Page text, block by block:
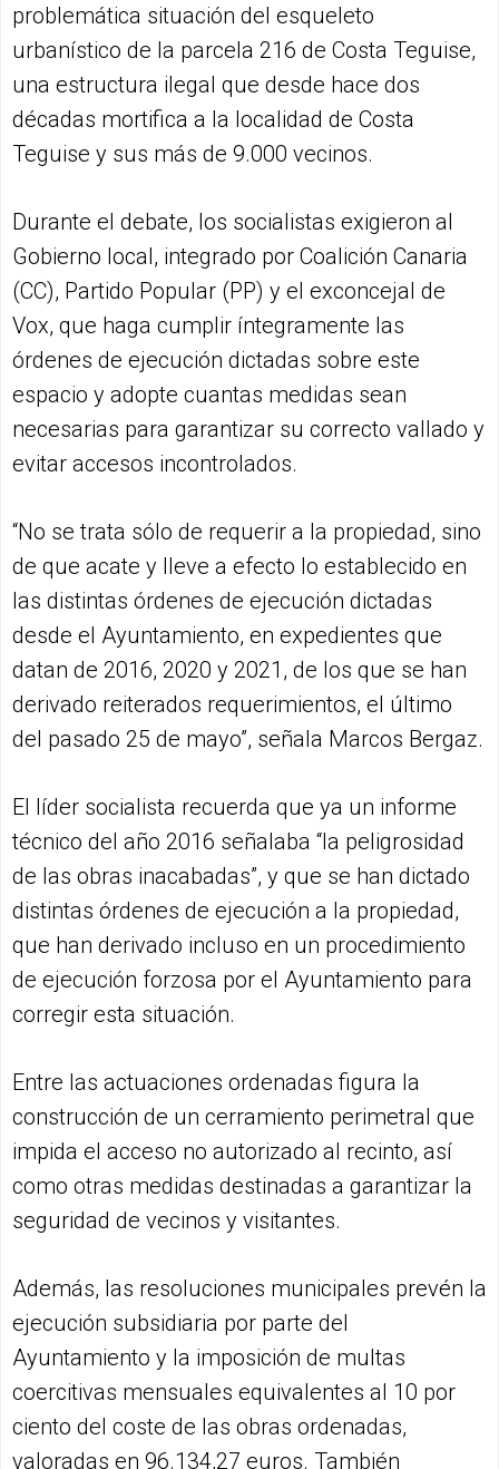
problemática situación del esqueleto
urbanístico de la parcela 216 de Costa Teguise,
una estructura ilegal que desde hace dos
décadas mortifica a la localidad de Costa
Teguise y sus más de 9.000 vecinos.
Durante el debate, los socialistas exigieron al
Gobierno local, integrado por Coalición Canaria
(CC), Partido Popular (PP) y el exconcejal de
Vox, que haga cumplir íntegramente las
órdenes de ejecución dictadas sobre este
espacio y adopte cuantas medidas sean
necesarias para garantizar su correcto vallado y
evitar accesos incontrolados.
“No se trata sólo de requerir a la propiedad, sino
de que acate y lleve a efecto lo establecido en
las distintas órdenes de ejecución dictadas
desde el Ayuntamiento, en expedientes que
datan de 2016, 2020 y 2021, de los que se han
derivado reiterados requerimientos, el último
del pasado 25 de mayo”, señala Marcos Bergaz.
El líder socialista recuerda que ya un informe
técnico del año 2016 señalaba “la peligrosidad
de las obras inacabadas”, y que se han dictado
distintas órdenes de ejecución a la propiedad,
que han derivado incluso en un procedimiento
de ejecución forzosa por el Ayuntamiento para
corregir esta situación.
Entre las actuaciones ordenadas figura la
construcción de un cerramiento perimetral que
impida el acceso no autorizado al recinto, así
como otras medidas destinadas a garantizar la
seguridad de vecinos y visitantes.
Además, las resoluciones municipales prevén la
ejecución subsidiaria por parte del
Ayuntamiento y la imposición de multas
coercitivas mensuales equivalentes al 10 por
ciento del coste de las obras ordenadas,
valoradas en 96.134,27 euros. También